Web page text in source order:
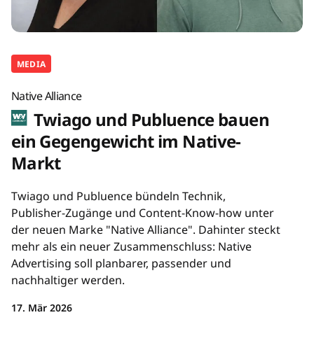
MEDIA
Native Alliance
Twiago und Publuence bauen
ein Gegengewicht im Native-
Markt
Twiago und Publuence bündeln Technik,
Publisher-Zugänge und Content-Know-how unter
der neuen Marke "Native Alliance". Dahinter steckt
mehr als ein neuer Zusammenschluss: Native
Advertising soll planbarer, passender und
nachhaltiger werden.
17. Mär 2026